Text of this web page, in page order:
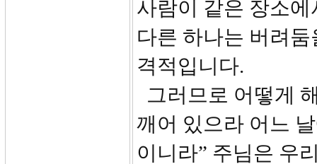
사람이 같은 장소
다른 하나는 버려
격적입니다.
그러므로 어떻게
깨어 있으라 어느
이니라” 주님은 우